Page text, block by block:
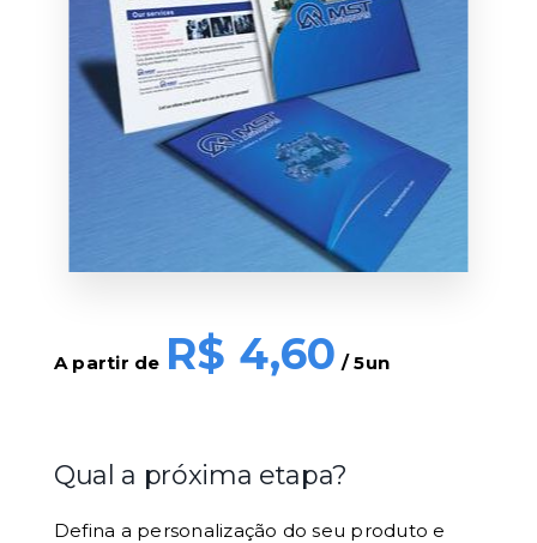
A partir de 4,60 / 5un
Qual a próxima etapa?
Defina a personalização do seu produto e